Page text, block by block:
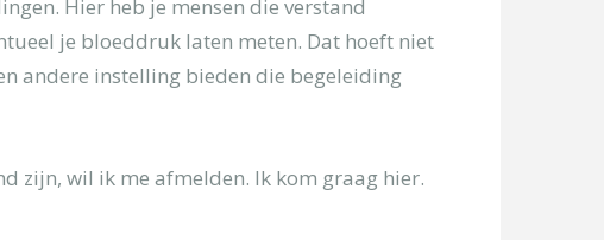
Hier heb je mensen die verstand
je bloeddruk laten meten. Dat hoeft niet
andere instelling bieden die begeleiding
zijn, wil ik me afmelden. Ik kom graag hier.